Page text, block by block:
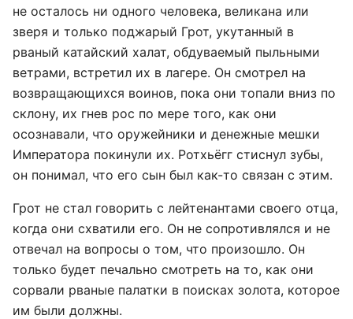
не осталось ни одного человека, великана или
зверя и только поджарый Грот, укутанный в
рваный катайский халат, обдуваемый пыльными
ветрами, встретил их в лагере. Он смотрел на
возвращающихся воинов, пока они топали вниз по
склону, их гнев рос по мере того, как они
осознавали, что оружейники и денежные мешки
Императора покинули их. Ротхьёгг стиснул зубы,
он понимал, что его сын был как-то связан с этим.
Грот не стал говорить с лейтенантами своего отца,
когда они схватили его. Он не сопротивлялся и не
отвечал на вопросы о том, что произошло. Он
только будет печально смотреть на то, как они
сорвали рваные палатки в поисках золота, которое
им были должны.